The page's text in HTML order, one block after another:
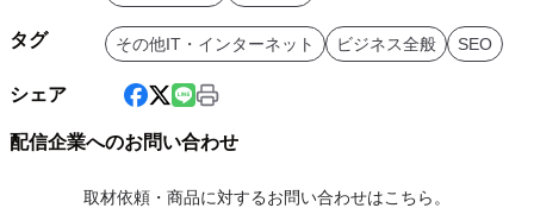
タグ その他IT・インターネット ビジネス全般 SEO
シェア
配信企業へのお問い合わせ
取材依頼・商品に対するお問い合わせはこちら。